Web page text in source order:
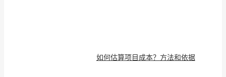
如何估算项目成本？方法和依据